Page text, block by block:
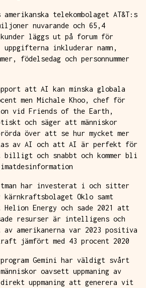
telekombolaget AT&T:s
nuvarande och 65,4
läggs ut på forum för
inkluderar namn,
födelsedag och personnummer
att AI kan minska globala
men Michale Khoo, chef för
vid Friends of the Earth,
och säger att människor
över att se hur mycket mer
av AI och att AI är perfekt för
och snabbt och kommer bli
har investerat i och sitter
kärnkraftsbolaget Oklo samt
Helion Energy och sade 2021 att
resurser är intelligens och
amerikanerna var 2023 positiva
jämfört med 43 procent 2020
Gemini har väldigt svårt
oavsett uppmaning av
direkt uppmaning att generera vit